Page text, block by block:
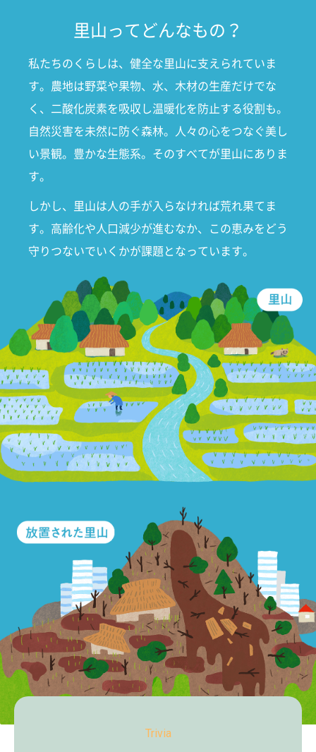
里山ってどんなもの？
私たちのくらしは、健全な里山に支えられていま
す。農地は野菜や果物、水、木材の生産だけでな
く、二酸化炭素を吸収し温暖化を防止する役割も。
自然災害を未然に防ぐ森林。人々の心をつなぐ美し
い景観。豊かな生態系。そのすべてが里山にありま
す。
しかし、里山は人の手が入らなければ荒れ果てま
す。高齢化や人口減少が進むなか、この恵みをどう
守りつないでいくかが課題となっています。
Trivia